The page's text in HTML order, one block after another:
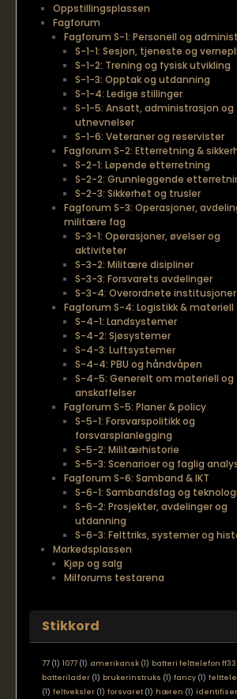
Oppstillingsplassen
Fagforum
Fagforum S-1: Personell og
S-1-1: Sesjon, tjeneste og
S-1-2: Trening og fysisk utvikling
S-1-3: Opptak og utdanning
S-1-4: Ledige stillinger
S-1-5: Ansatt, administrasjon og
utnevnelser
S-1-6: Veteraner og reservister
Fagforum S-2: Etterretning &
S-2-1: Løpende etterretning
S-2-2: Grunnleggende
S-2-3: Sikkerhet og trusler
Fagforum S-3: Operasjoner,
militære fag
S-3-1: Operasjoner, øvelser og
aktiviteter
S-3-2: Militære disipliner
S-3-3: Forsvarets avdelinger
S-3-4: Overordnete institusjoner
Fagforum S-4: Logistikk & materiell
S-4-1: Landsystemer
S-4-2: Sjøsystemer
S-4-3: Luftsystemer
S-4-4: PBU og håndvåpen
S-4-5: Generelt om materiell og
anskaffelser
Fagforum S-5: Planer & policy
S-5-1: Forsvarspolitikk og
forsvarsplanlegging
S-5-2: Militærhistorie
S-5-3: Scenarioer og faglig
Fagforum S-6: Samband & IKT
S-6-1: Sambandsfag og teknologi
S-6-2: Prosjekter, avdelinger og
utdanning
S-6-3: Felttriks, systemer og
Markedsplassen
Kjøp og salg
Milforums testarena
Stikkord
77 (1) 1077 (1) amerikansk (1) batteri felttelefon ff33
batterilader (1) brukerinstruks (1) fancy (1)
(1) feltveksler (1) forsvaret (1) hæren (1)